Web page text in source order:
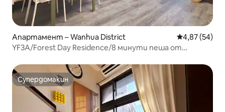
Апартамент – Wanhua District Средна
4,87 (54)
YF3A/Forest Day Residence/8 минути пеша от
апартамент на третия етаж/нощен пазар/кухня/
пералня и сушилня/2 – 11 човека
Супердомакин
Супердомакин